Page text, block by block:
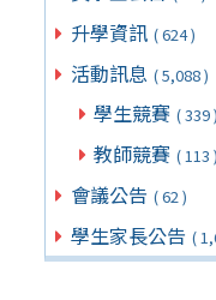
升學資訊 ( 624 )
活動訊息 ( 5,088 )
學生競賽 ( 339 )
教師競賽 ( 113 )
會議公告 ( 62 )
學生家長公告 (